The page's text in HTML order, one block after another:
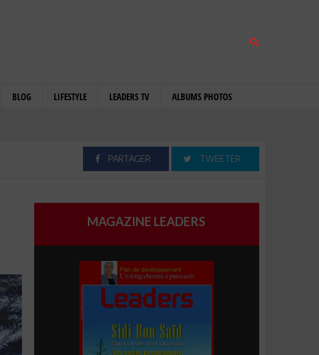
BLOG LIFESTYLE LEADERS TV ALBUMS PHOTOS
PARTAGER TWEETER
MAGAZINE LEADERS